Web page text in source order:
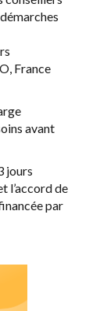
France
avant
jours
l’accord de
par